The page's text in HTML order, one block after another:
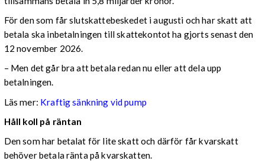
För den som får slutskattebeskedet i augusti och har skatt att
betala ska inbetalningen till skattekontot ha gjorts senast den
12 november 2026.
– Men det går bra att betala redan nu eller att dela upp
betalningen.
Läs mer: Kraftig sänkning vid pump
Håll koll på räntan
Den som har betalat för lite skatt och därför får kvarskatt
behöver betala ränta på kvarskatten.